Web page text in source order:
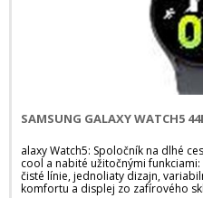
SAMSUNG GALAXY WATCH5
alaxy Watch5: Spoločník na dlhé
cool a nabité užitočnými
čisté línie, jednoliaty dizajn,
komfortu a displej zo zafírového